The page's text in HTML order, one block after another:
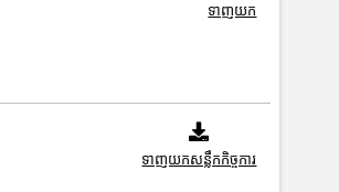
ទាញយក
ទាញយកសន្លឹកកិច្ចការ